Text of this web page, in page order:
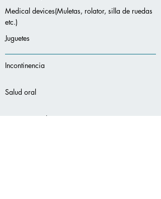
Medical devices(Muletas, rolator, silla de ruedas
etc.)
Juguetes
Incontinencia
Salud oral
Protección solar